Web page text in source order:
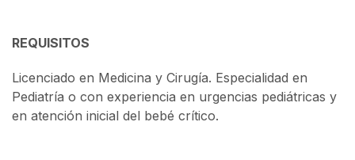
REQUISITOS
Licenciado en Medicina y Cirugía. Especialidad en
Pediatría o con experiencia en urgencias pediátricas y
en atención inicial del bebé crítico.